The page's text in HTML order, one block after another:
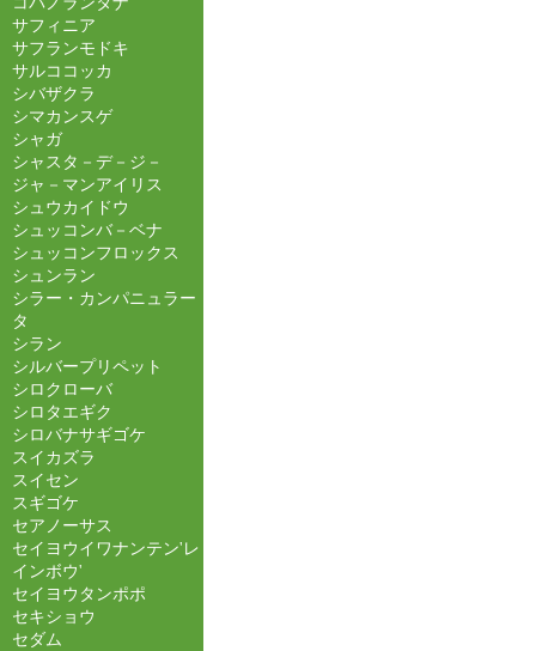
サフィニア
サフランモドキ
サルココッカ
シバザクラ
シマカンスゲ
シャガ
シャスタ－デ－ジ－
ジャ－マンアイリス
シュウカイドウ
シュッコンバ－ベナ
シュッコンフロックス
シュンラン
シラー・カンパニュラー
タ
シラン
シルバープリペット
シロクローバ
シロタエギク
シロバナサギゴケ
スイカズラ
スイセン
スギゴケ
セアノーサス
セイヨウイワナンテン'レ
インボウ'
セイヨウタンポポ
セキショウ
セダム